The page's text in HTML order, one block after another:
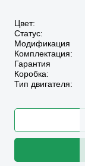
Цвет:
Статус:
Модификация
Комплектация:
Гарантия
Коробка:
Тип двигателя: